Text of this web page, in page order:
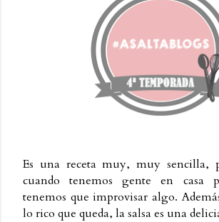
Es una receta muy, muy sencilla,
cuando tenemos gente en casa
tenemos que improvisar algo.
lo rico que queda, la salsa es una